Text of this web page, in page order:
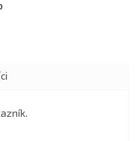
je 5 z 5 hviezdičiek.